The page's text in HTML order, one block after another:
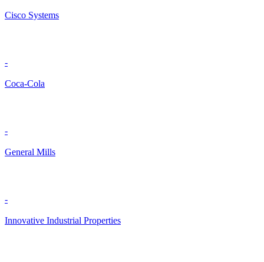
Cisco Systems
-
Coca-Cola
-
General Mills
-
Innovative Industrial Properties